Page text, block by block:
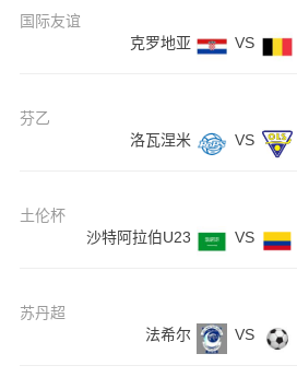
国际友谊
克罗地亚
VS
芬乙
洛瓦涅米
VS
土伦杯
沙特阿拉伯U23
VS
苏丹超
法希尔
VS